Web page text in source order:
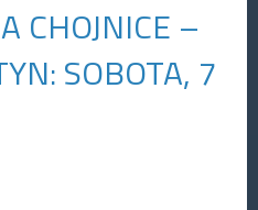
CHOJNICE –
SOBOTA, 7